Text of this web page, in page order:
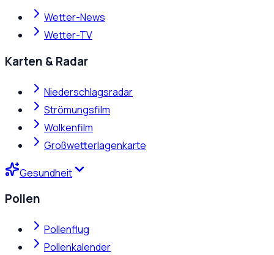
Wetter-News
Wetter-TV
Karten & Radar
Niederschlagsradar
Strömungsfilm
Wolkenfilm
Großwetterlagenkarte
Gesundheit
Pollen
Pollenflug
Pollenkalender